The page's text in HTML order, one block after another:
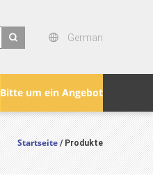
German
Bitte um ein Angebot
Startseite / Produkte